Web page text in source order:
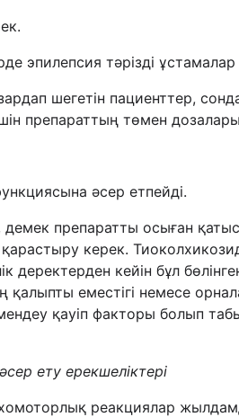
эпилепсия тәрізді
зардап шегетін пациенттер,
препараттың төмен
әсер етпейді.
демек препаратты осыған
керек.
деректерден кейін бұл
еместігі немесе
қауіп факторы болып
ету ерекшеліктері
реакциялар